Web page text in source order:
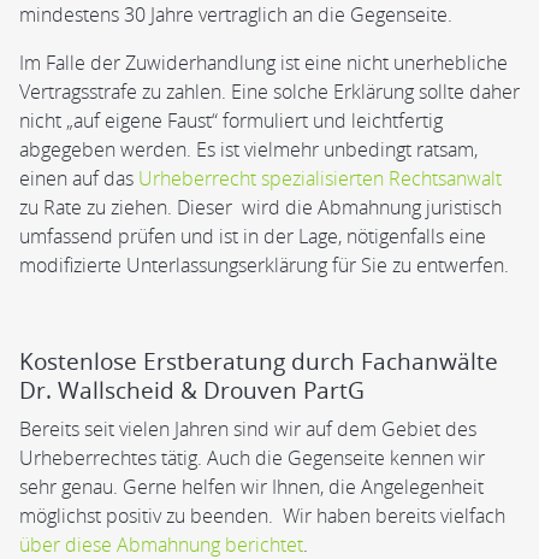
mindestens 30 Jahre vertraglich an die Gegenseite.
Im Falle der Zuwiderhandlung ist eine nicht unerhebliche
Vertragsstrafe zu zahlen. Eine solche Erklärung sollte daher
nicht „auf eigene Faust“ formuliert und leichtfertig
abgegeben werden. Es ist vielmehr unbedingt ratsam,
einen auf das Urheberrecht spezialisierten Rechtsanwalt
zu Rate zu ziehen. Dieser wird die Abmahnung juristisch
umfassend prüfen und ist in der Lage, nötigenfalls eine
modifizierte Unterlassungserklärung für Sie zu entwerfen.
Kostenlose Erstberatung durch Fachanwälte
Dr. Wallscheid & Drouven PartG
Bereits seit vielen Jahren sind wir auf dem Gebiet des
Urheberrechtes tätig. Auch die Gegenseite kennen wir
sehr genau. Gerne helfen wir Ihnen, die Angelegenheit
möglichst positiv zu beenden. Wir haben bereits vielfach
über diese Abmahnung berichtet.